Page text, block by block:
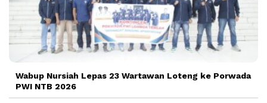
Wabup Nursiah Lepas 23 Wartawan Loteng ke Porwada
PWI NTB 2026